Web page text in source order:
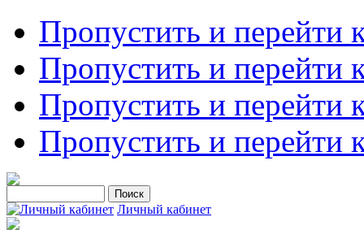
Пропустить и перейти
Пропустить и перейти
Пропустить и перейти
Пропустить и перейти
Личный кабинет